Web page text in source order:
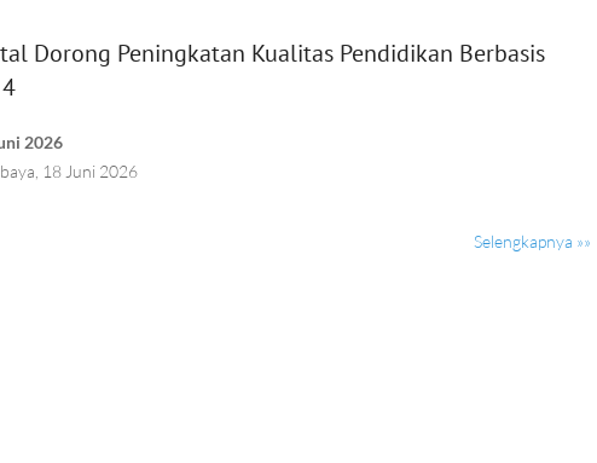
Dorong Peningkatan Kualitas Pendidikan Berbasis
2026
18 Juni 2026
Selengkapnya »»